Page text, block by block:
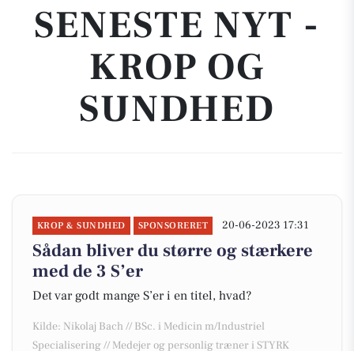
SENESTE NYT -
KROP OG
SUNDHED
KROP & SUNDHED SPONSORERET 20-06-2023 17:31
Sådan bliver du større og stærkere
med de 3 S’er
Det var godt mange S’er i en titel, hvad?
Kilde: Nikolaj Bach // BSc. i Medicin m/Industriel
Specialisering // Medejer og personlig træner i STYRK